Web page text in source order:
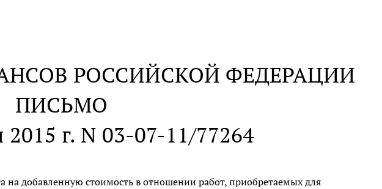
РОССИЙСКОЙ ФЕДЕРАЦИИ
ПИСЬМО
2015 г. N 03-07-11/77264
на добавленную стоимость в отношении работ, приобретаемых для